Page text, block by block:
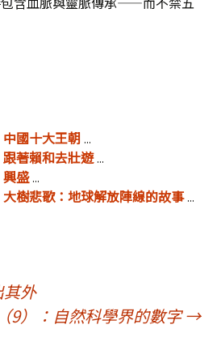
國十大王朝 ...
著賴和去壯遊 ...
盛 ...
樹悲歌：地球解放陣線的故事 ...
外
9）：自然科學界的數字→